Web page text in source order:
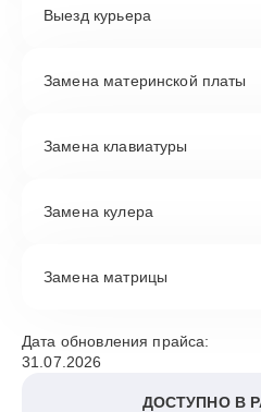
Выезд курьера
Замена материнской платы
Замена клавиатуры
Замена кулера
Замена матрицы
Дата обновления прайса:
31.07.2026
ДОСТУПНО В